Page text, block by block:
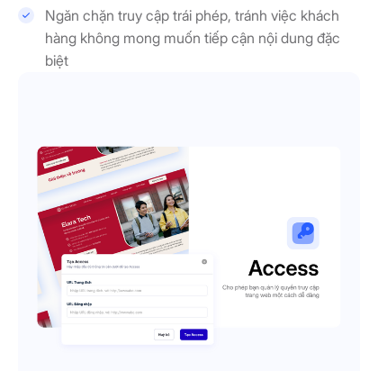
Ngăn chặn truy cập trái phép, tránh việc khách
hàng không mong muốn tiếp cận nội dung đặc
biệt